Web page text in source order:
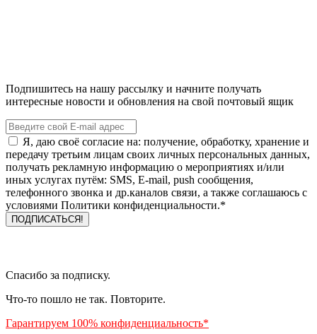
Подпишитесь на нашу рассылку и начните получать
интересные новости и обновления на свой почтовый ящик
Я, даю своё согласие на: получение, обработку, хранение и
передачу третьим лицам своих личных персональных данных,
получать рекламную информацию о мероприятиях и/или
иных услугах путём: SMS, E-mail, push сообщения,
телефонного звонка и др.каналов связи, а также соглашаюсь с
условиями Политики конфиденциальности.*
Спасибо за подписку.
Что-то пошло не так. Повторите.
Гарантируем 100% конфиденциальность*